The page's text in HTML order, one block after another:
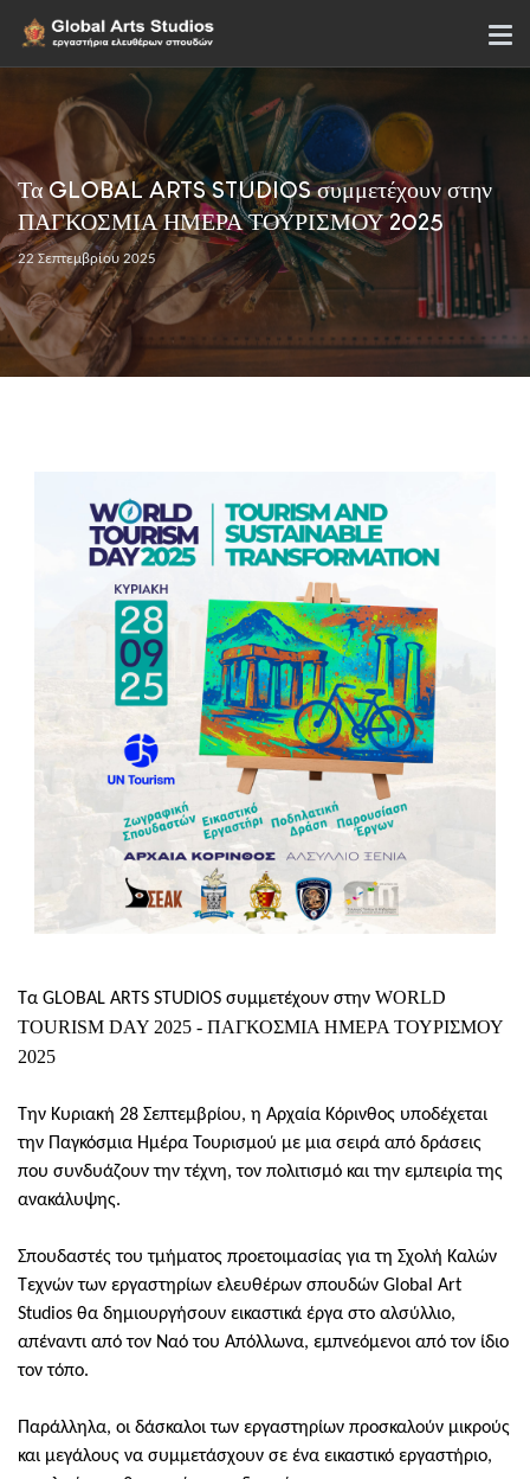
Τα GLOBAL ARTS STUDIOS συμμετέχουν στην
ΠΑΓΚΟΣΜΙΑ ΗΜΕΡΑ ΤΟΥΡΙΣΜΟΥ 2025
22 Σεπτεμβρίου 2025
Τα GLOBAL ARTS STUDIOS συμμετέχουν στην WORLD
TOURISM DAY 2025 - ΠΑΓΚΟΣΜΙΑ ΗΜΕΡΑ ΤΟΥΡΙΣΜΟΥ
2025
Την Κυριακή 28 Σεπτεμβρίου, η Αρχαία Κόρινθος υποδέχεται
την Παγκόσμια Ημέρα Τουρισμού με μια σειρά από δράσεις
που συνδυάζουν την τέχνη, τον πολιτισμό και την εμπειρία της
ανακάλυψης.
Σπουδαστές του τμήματος προετοιμασίας για τη Σχολή Καλών
Τεχνών των εργαστηρίων ελευθέρων σπουδών Global Art
Studios θα δημιουργήσουν εικαστικά έργα στο αλσύλλιο,
απέναντι από τον Ναό του Απόλλωνα, εμπνεόμενοι από τον ίδιο
τον τόπο.
Παράλληλα, οι δάσκαλοι των εργαστηρίων προσκαλούν μικρούς
και μεγάλους να συμμετάσχουν σε ένα εικαστικό εργαστήριο,